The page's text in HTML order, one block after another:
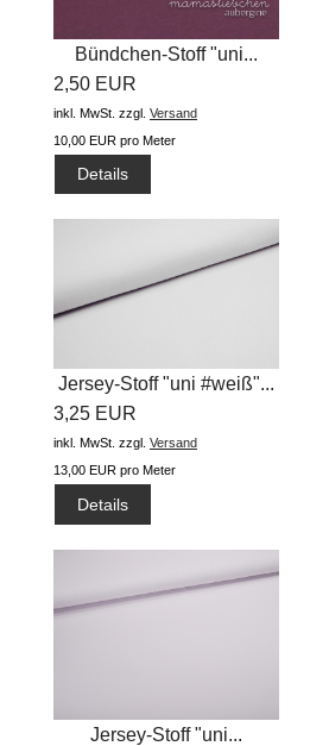
Bündchen-Stoff "uni...
2,50 EUR
inkl. MwSt. zzgl. Versand
10,00 EUR pro Meter
Details
Jersey-Stoff "uni #weiß"...
3,25 EUR
inkl. MwSt. zzgl. Versand
13,00 EUR pro Meter
Details
Jersey-Stoff "uni...